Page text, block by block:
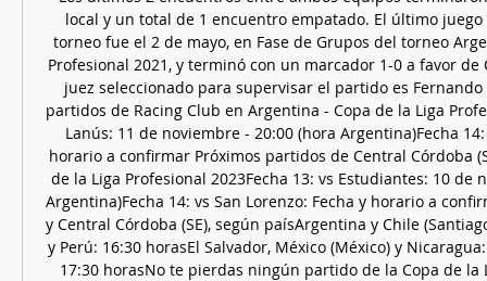
local y un total de 1 encuentro empatado. El último
torneo fue el 2 de mayo, en Fase de Grupos del torneo
Profesional 2021, y terminó con un marcador 1-0 a favor de
juez seleccionado para supervisar el partido es
partidos de Racing Club en Argentina - Copa de la Liga
Lanús: 11 de noviembre - 20:00 (hora Argentina)Fecha
horario a confirmar Próximos partidos de Central Córdoba
de la Liga Profesional 2023Fecha 13: vs Estudiantes: 10 de
Argentina)Fecha 14: vs San Lorenzo: Fecha y horario a
y Central Córdoba (SE), según paísArgentina y Chile
y Perú: 16:30 horasEl Salvador, México (México) y
17:30 horasNo te pierdas ningún partido de la Copa de la